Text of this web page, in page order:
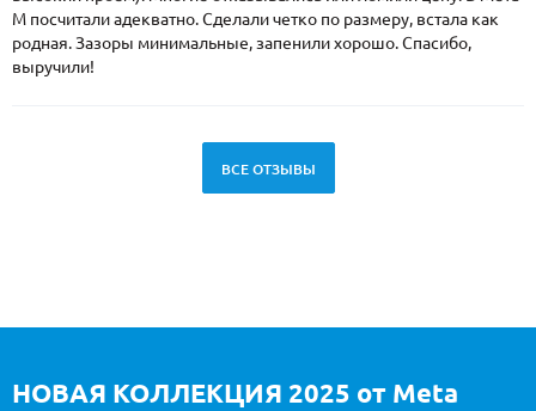
М посчитали адекватно. Сделали четко по размеру, встала как
родная. Зазоры минимальные, запенили хорошо. Спасибо,
выручили!
ВСЕ ОТЗЫВЫ
НОВАЯ КОЛЛЕКЦИЯ 2025 от Meta